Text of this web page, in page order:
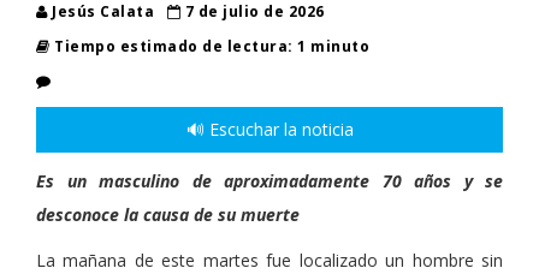
Jesús Calata
7 de julio de 2026
Tiempo estimado de lectura: 1 minuto
🔊 Escuchar la noticia
Es un masculino de aproximadamente 70 años y se
desconoce la causa de su muerte
La mañana de este martes fue localizado un hombre sin